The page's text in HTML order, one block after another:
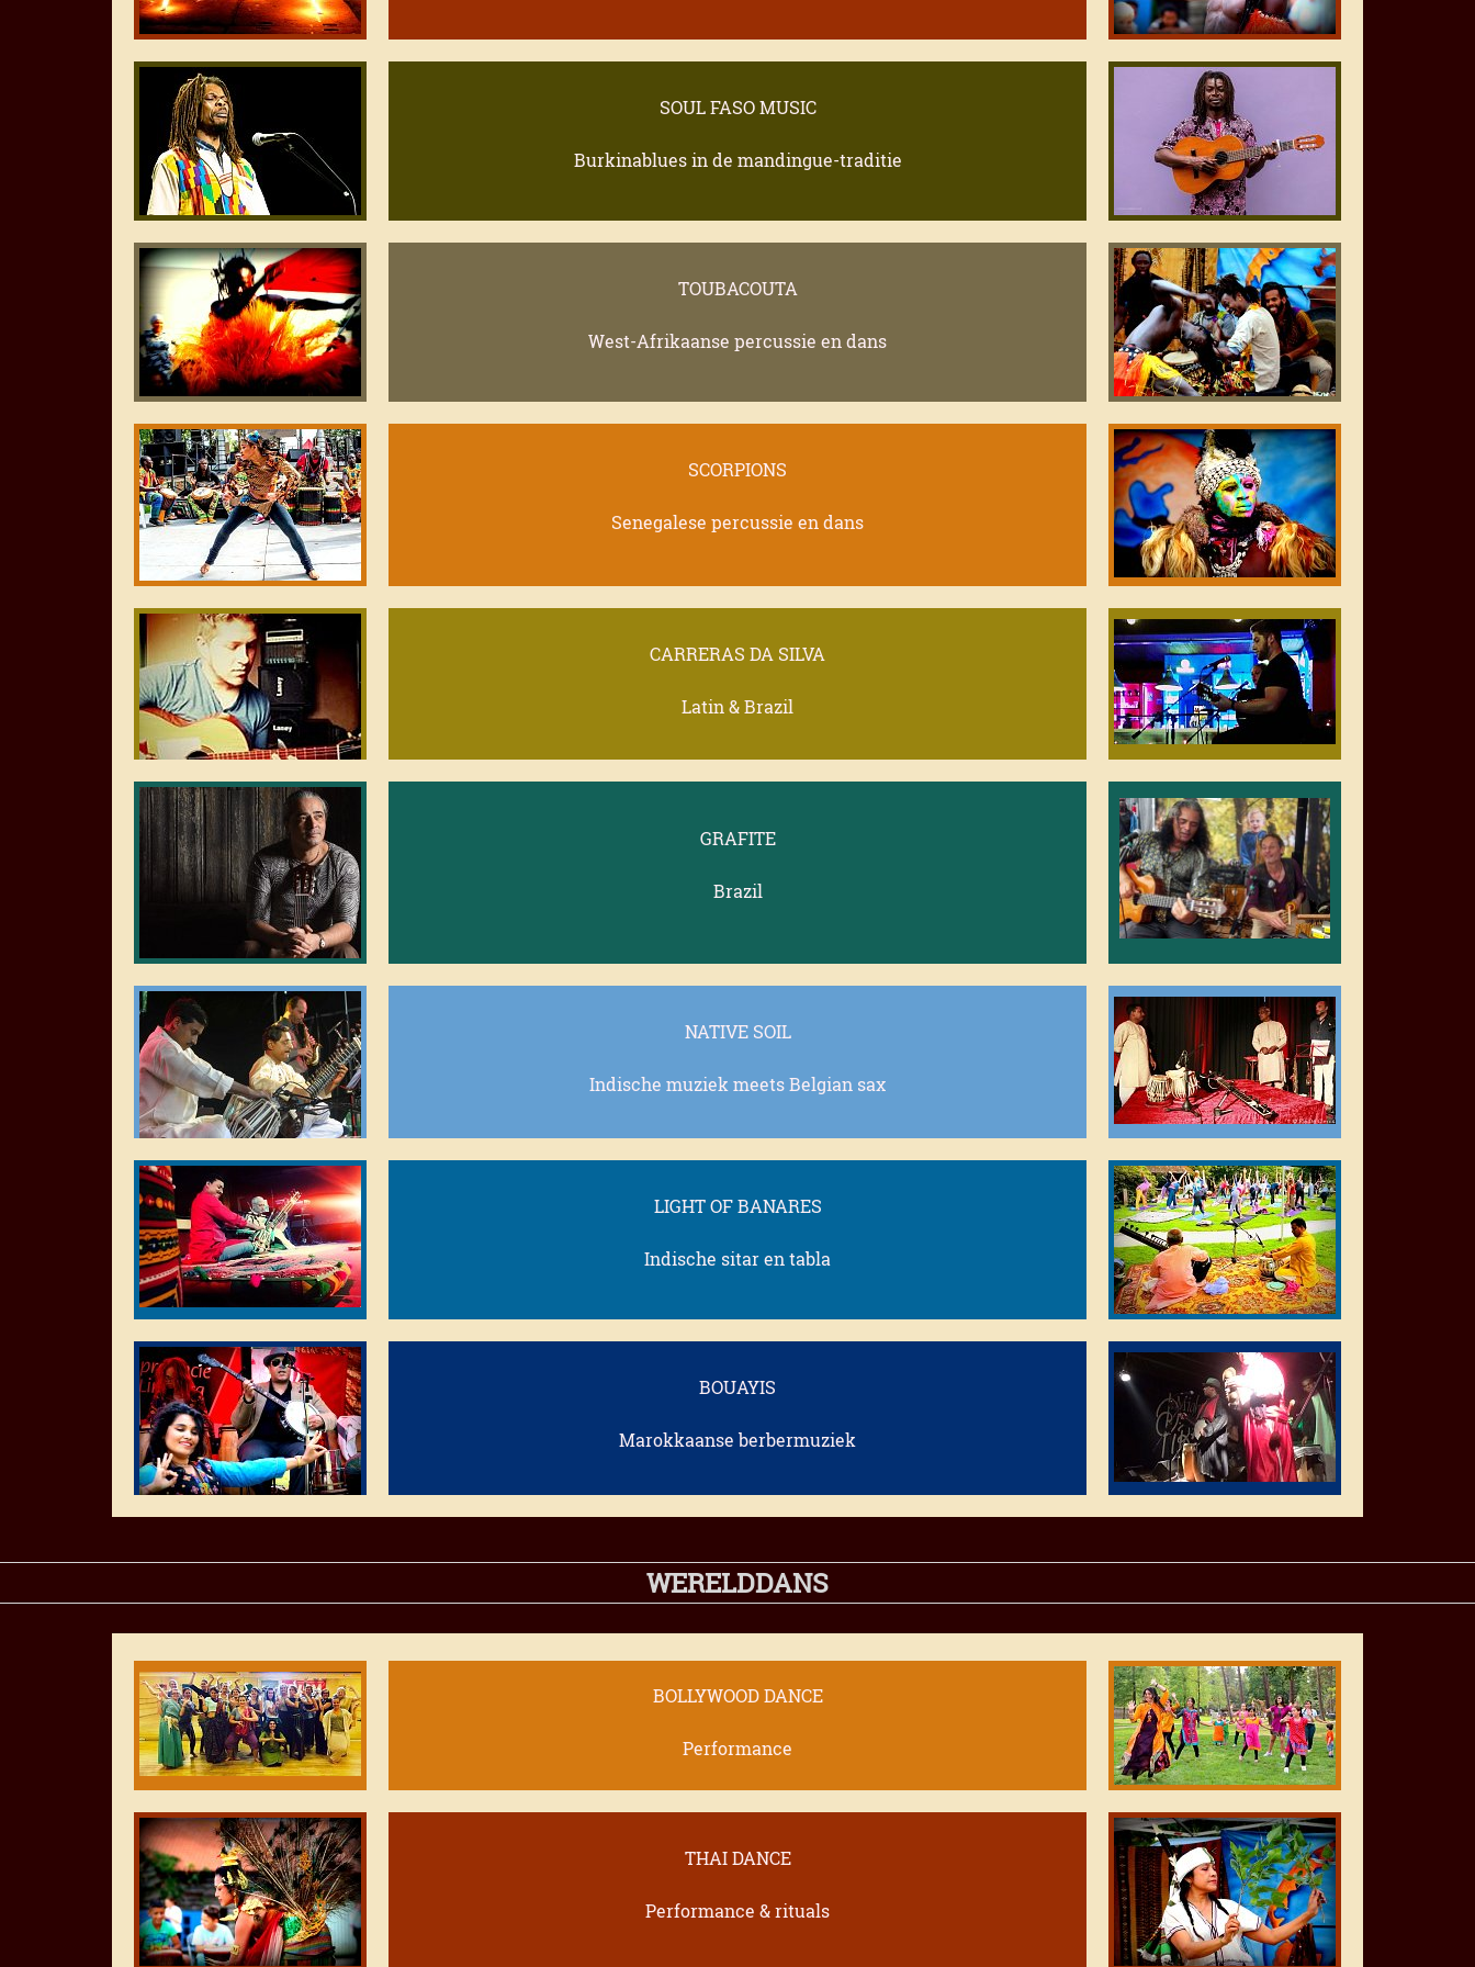
SOUL FASO MUSIC
Burkinablues in de mandingue-traditie
TOUBACOUTA
West-Afrikaanse percussie en dans
SCORPIONS
Senegalese percussie en dans
CARRERAS DA SILVA
Latin & Brazil
GRAFITE
Brazil
NATIVE SOIL
Indische muziek meets Belgian sax
LIGHT OF BANARES
Indische sitar en tabla
BOUAYIS
Marokkaanse berbermuziek
WERELDDANS
BOLLYWOOD DANCE
Performance
THAI DANCE
Performance & rituals